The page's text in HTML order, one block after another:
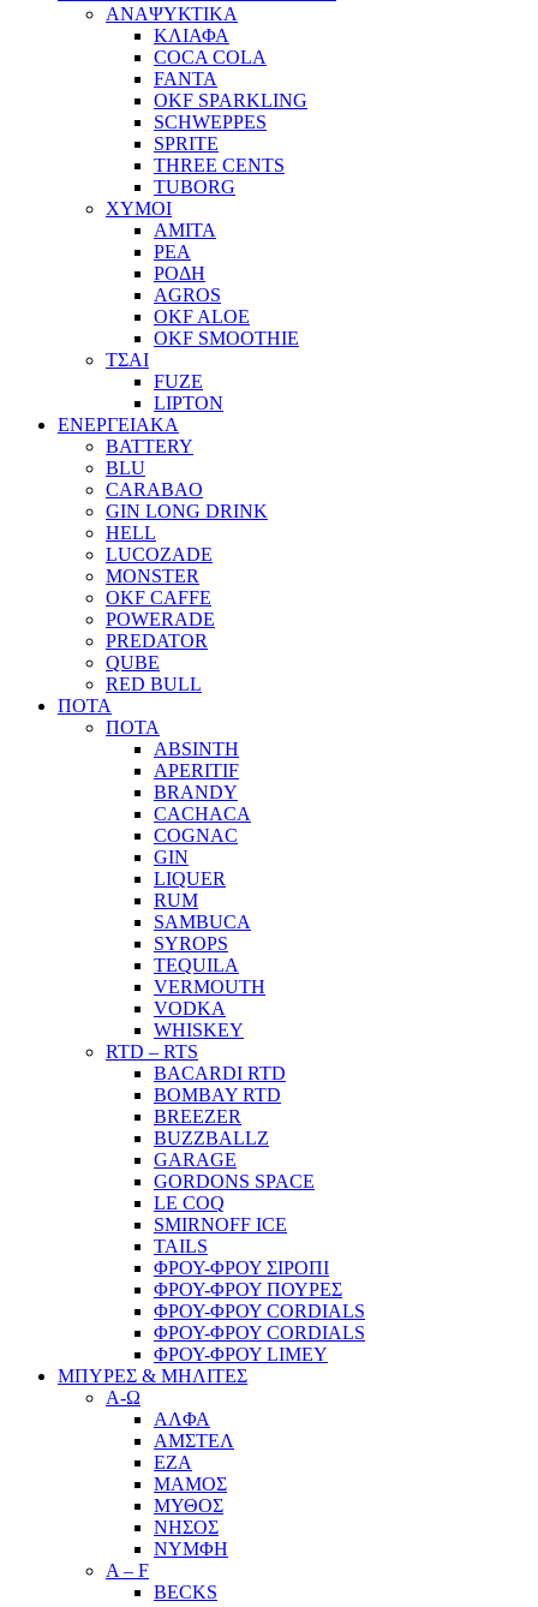
ΑΝΑΨΥΚΤΙΚΑ
ΚΛΙΑΦΑ
COCA COLA
FANTA
OKF SPARKLING
SCHWEPPES
SPRITE
THREE CENTS
TUBORG
ΧΥΜΟΙ
ΑΜΙΤΑ
ΡΕΑ
ΡΟΔΗ
AGROS
OKF ALOE
OKF SMOOTHIE
ΤΣΑΙ
FUZE
LIPTON
ΕΝΕΡΓΕΙΑΚΑ
BATTERY
BLU
CARABAO
GIN LONG DRINK
HELL
LUCOZADE
MONSTER
OKF CAFFE
POWERADE
PREDATOR
QUBE
RED BULL
ΠΟΤΑ
ΠΟΤΑ
ABSINTH
APERITIF
BRANDY
CACHACA
COGNAC
GIN
LIQUER
RUM
SAMBUCA
SYROPS
TEQUILA
VERMOUTH
VODKA
WHISKEY
RTD – RTS
BACARDI RTD
BOMBAY RTD
BREEZER
BUZZBALLZ
GARAGE
GORDONS SPACE
LE COQ
SMIRNOFF ICE
TAILS
ΦΡΟΥ-ΦΡΟΥ ΣΙΡΟΠΙ
ΦΡΟΥ-ΦΡΟΥ ΠΟΥΡΕΣ
ΦΡΟΥ-ΦΡΟΥ CORDIALS
ΦΡΟΥ-ΦΡΟΥ CORDIALS
ΦΡΟΥ-ΦΡΟΥ LIMEY
ΜΠΥΡΕΣ & ΜΗΛΙΤΕΣ
Α-Ω
ΑΛΦΑ
ΑΜΣΤΕΛ
ΕΖΑ
ΜΑΜΟΣ
ΜΥΘΟΣ
ΝΗΣΟΣ
ΝΥΜΦΗ
A – F
BECKS